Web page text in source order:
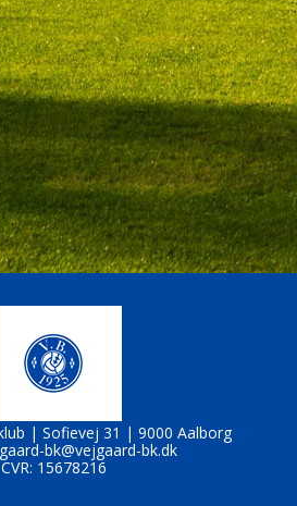
| Sofievej 31 | 9000 Aalborg
bk@vejgaard-bk.dk
CVR: 15678216